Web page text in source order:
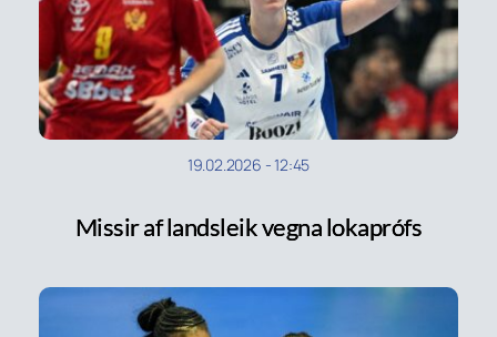
19.02.2026 -12:45
Missir af landsleik vegna lokaprófs